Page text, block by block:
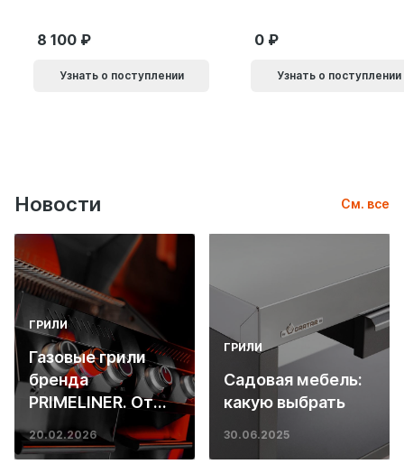
8 100
Узнать о поступлении
0
Узнать о поступлении
Новости См. все
ГРИЛИ
Газовые грили
бренда
PRIMELINER. От
основ инженерии
до ресторанных
20.02.2026
ГРИЛИ
Садовая мебель:
какую выбрать
30.06.2025